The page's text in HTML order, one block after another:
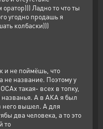
Ладно то что ты
угодно продашь я
колбаски)))
и не поймёшь, что
не название. Поэтому у
такая- всех в топку,
названья. А в АКА я был
него вышел. А для
два человека, а то это
то